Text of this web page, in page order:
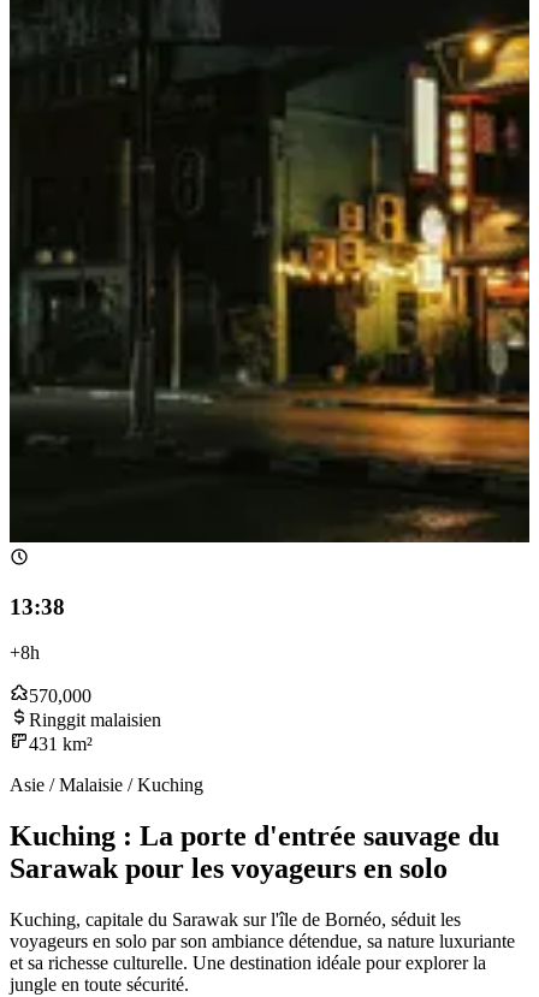
13:38
+8h
570,000
Ringgit malaisien
431 km²
Asie / Malaisie / Kuching
Kuching : La porte d'entrée sauvage du
Sarawak pour les voyageurs en solo
Kuching, capitale du Sarawak sur l'île de Bornéo, séduit les
voyageurs en solo par son ambiance détendue, sa nature luxuriante
et sa richesse culturelle. Une destination idéale pour explorer la
jungle en toute sécurité.